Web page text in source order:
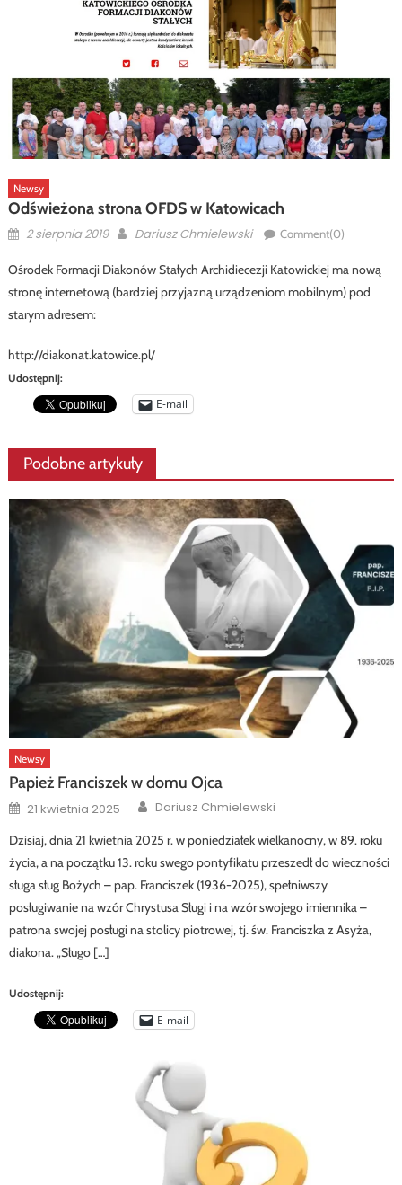
Newsy
Odświeżona strona OFDS w Katowicach
Posted
2 sierpnia 2019 Author
Dariusz Chmielewski Comment(0)
Ośrodek Formacji Diakonów Stałych Archidiecezji Katowickiej ma nową
stronę internetową (bardziej przyjazną urządzeniom mobilnym) pod
starym adresem:
http://diakonat.katowice.pl/
Udostępnij:
E-mail
Podobne artykuły
Newsy
Papież Franciszek w domu Ojca
Posted
on
21 kwietnia 2025 Author
Dariusz Chmielewski
Dzisiaj, dnia 21 kwietnia 2025 r. w poniedziałek wielkanocny, w 89. roku
życia, a na początku 13. roku swego pontyfikatu przeszedł do wieczności
sługa sług Bożych – pap. Franciszek (1936-2025), spełniwszy
posługiwanie na wzór Chrystusa Sługi i na wzór swojego imiennika –
patrona swojej posługi na stolicy piotrowej, tj. św. Franciszka z Asyża,
diakona. „Sługo […]
Udostępnij:
E-mail